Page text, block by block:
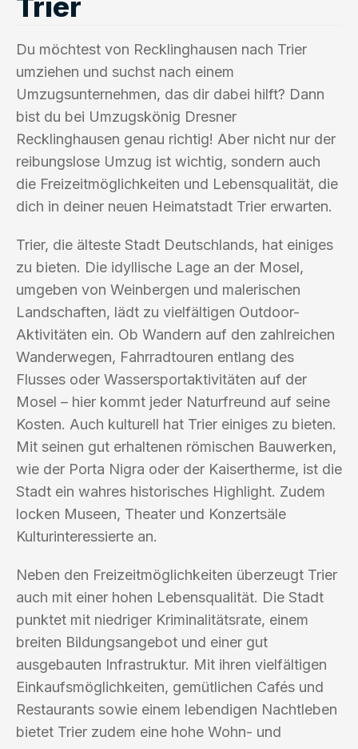
Du möchtest von Recklinghausen nach Trier
umziehen und suchst nach einem
Umzugsunternehmen, das dir dabei hilft? Dann
bist du bei Umzugskönig Dresner
Recklinghausen genau richtig! Aber nicht nur der
reibungslose Umzug ist wichtig, sondern auch
die Freizeitmöglichkeiten und Lebensqualität, die
dich in deiner neuen Heimatstadt Trier erwarten.
Trier, die älteste Stadt Deutschlands, hat einiges
zu bieten. Die idyllische Lage an der Mosel,
umgeben von Weinbergen und malerischen
Landschaften, lädt zu vielfältigen Outdoor-
Aktivitäten ein. Ob Wandern auf den zahlreichen
Wanderwegen, Fahrradtouren entlang des
Flusses oder Wassersportaktivitäten auf der
Mosel – hier kommt jeder Naturfreund auf seine
Kosten. Auch kulturell hat Trier einiges zu bieten.
Mit seinen gut erhaltenen römischen Bauwerken,
wie der Porta Nigra oder der Kaisertherme, ist die
Stadt ein wahres historisches Highlight. Zudem
locken Museen, Theater und Konzertsäle
Kulturinteressierte an.
Neben den Freizeitmöglichkeiten überzeugt Trier
auch mit einer hohen Lebensqualität. Die Stadt
punktet mit niedriger Kriminalitätsrate, einem
breiten Bildungsangebot und einer gut
ausgebauten Infrastruktur. Mit ihren vielfältigen
Einkaufsmöglichkeiten, gemütlichen Cafés und
Restaurants sowie einem lebendigen Nachtleben
bietet Trier zudem eine hohe Wohn- und